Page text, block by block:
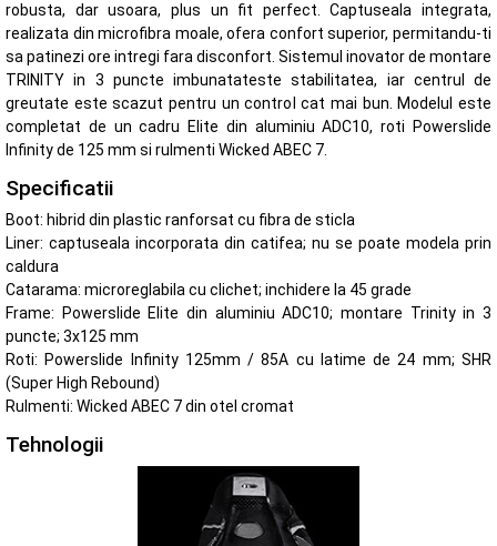
robusta, dar usoara, plus un fit perfect. Captuseala integrata,
realizata din microfibra moale, ofera confort superior, permitandu-ti
sa patinezi ore intregi fara disconfort. Sistemul inovator de montare
TRINITY in 3 puncte imbunatateste stabilitatea, iar centrul de
greutate este scazut pentru un control cat mai bun. Modelul este
completat de un cadru Elite din aluminiu ADC10, roti Powerslide
Infinity de 125 mm si rulmenti Wicked ABEC 7.
Specificatii
Boot: hibrid din plastic ranforsat cu fibra de sticla
Liner: captuseala incorporata din catifea; nu se poate modela prin
caldura
Catarama: microreglabila cu clichet; inchidere la 45 grade
Frame: Powerslide Elite din aluminiu ADC10; montare Trinity in 3
puncte; 3x125 mm
Roti: Powerslide Infinity 125mm / 85A cu latime de 24 mm; SHR
(Super High Rebound)
Rulmenti: Wicked ABEC 7 din otel cromat
Tehnologii